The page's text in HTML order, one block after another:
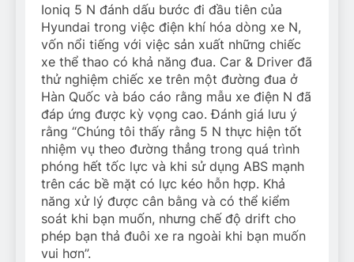
Ioniq 5 N đánh dấu bước đi đầu tiên của
Hyundai trong việc điện khí hóa dòng xe N,
vốn nổi tiếng với việc sản xuất những chiếc
xe thể thao có khả năng đua. Car & Driver đã
thử nghiệm chiếc xe trên một đường đua ở
Hàn Quốc và báo cáo rằng mẫu xe điện N đã
đáp ứng được kỳ vọng cao. Đánh giá lưu ý
rằng “Chúng tôi thấy rằng 5 N thực hiện tốt
nhiệm vụ theo đường thẳng trong quá trình
phóng hết tốc lực và khi sử dụng ABS mạnh
trên các bề mặt có lực kéo hỗn hợp. Khả
năng xử lý được cân bằng và có thể kiểm
soát khi bạn muốn, nhưng chế độ drift cho
phép bạn thả đuôi xe ra ngoài khi bạn muốn
vui hơn”.